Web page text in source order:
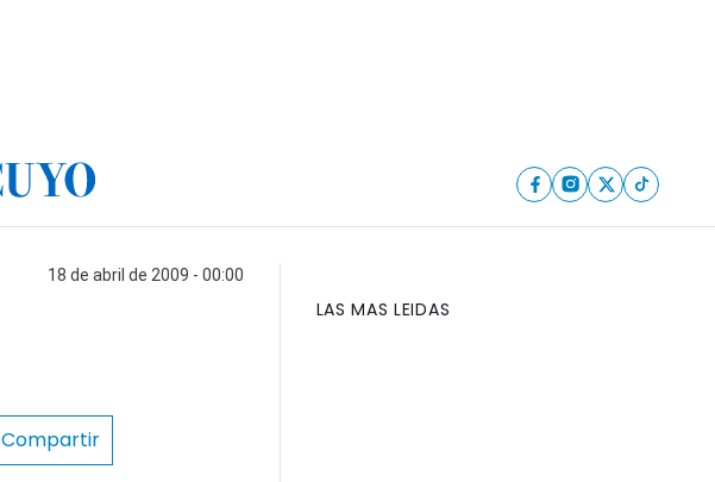
18 de abril de 2009 - 00:00
Compartir
LAS MAS LEIDAS